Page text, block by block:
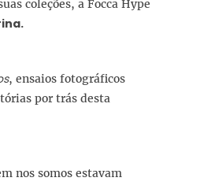
coleções, a Focca Hype
, ensaios fotográficos
por trás desta
nos somos estavam